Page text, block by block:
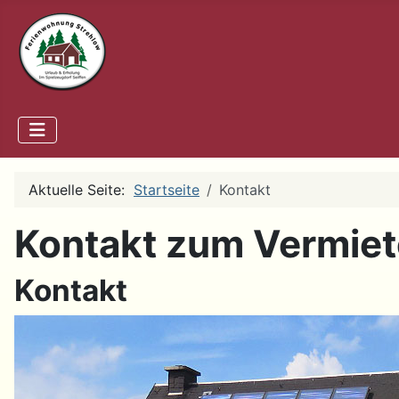
Aktuelle Seite: Startseite Kontakt
Kontakt zum
Kontakt